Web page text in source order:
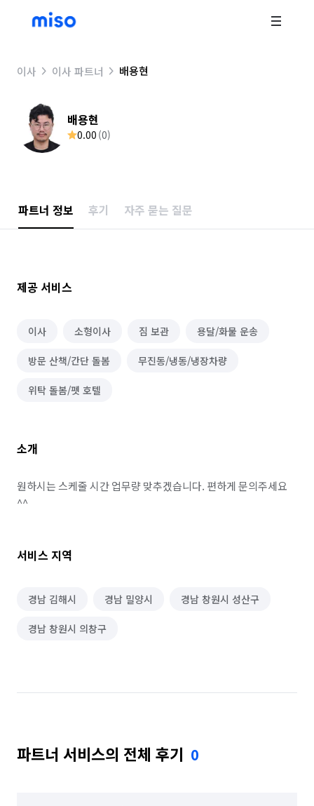
이사 이사 파트너 배용현
배용현
0.00 (0)
파트너 정보 후기 자주 묻는 질문
제공 서비스
이사 소형이사 짐 보관 용달/화물 운송
방문 산책/간단 돌봄 무진동/냉동/냉장차량
위탁 돌봄/펫 호텔
소개
원하시는 스케줄 시간 업무량 맞추겠습니다. 편하게 문의주세요
^^
서비스 지역
경남 김해시 경남 밀양시 경남 창원시 성산구
경남 창원시 의창구
파트너 서비스의 전체 후기 0